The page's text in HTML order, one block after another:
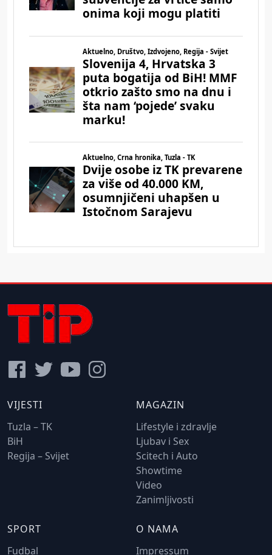
VIJESTI
Tuzla – TK
BiH
Regija – Svijet
MAGAZIN
Lifestyle i zdravlje
Ljubav i Sex
Scitech i Auto
Showtime
Video
Zanimljivosti
SPORT
Fudbal
O NAMA
Impressum